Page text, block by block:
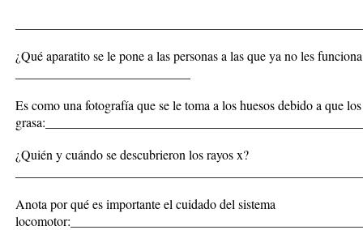
¿Qué aparatito se le pone a las personas a las que ya no les
Es como una fotografía que se le toma a los huesos debido a que
¿Quién y cuándo se descubrieron los rayos x?
Anota por qué es importante el cuidado del sistema